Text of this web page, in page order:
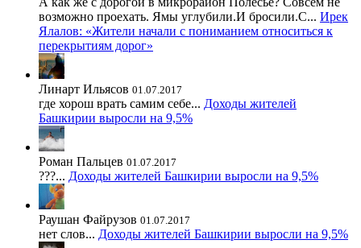
возможно проехать. Ямы углубили.И бросили.С... Ирек
Ялалов: «Жители начали с пониманием относиться к
перекрытиям дорог»
Линарт Ильясов 01.07.2017
где хорош врать самим себе... Доходы жителей
Башкирии выросли на 9,5%
Роман Пальцев 01.07.2017
???... Доходы жителей Башкирии выросли на 9,5%
Раушан Файрузов 01.07.2017
нет слов... Доходы жителей Башкирии выросли на 9,5%